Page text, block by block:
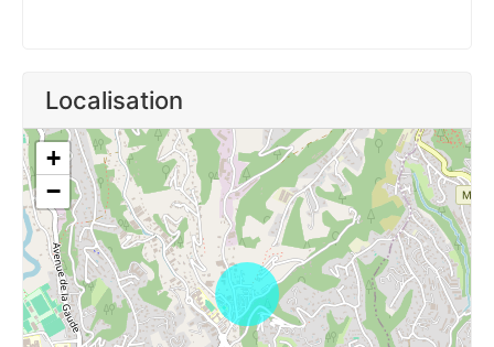
Localisation
+
−